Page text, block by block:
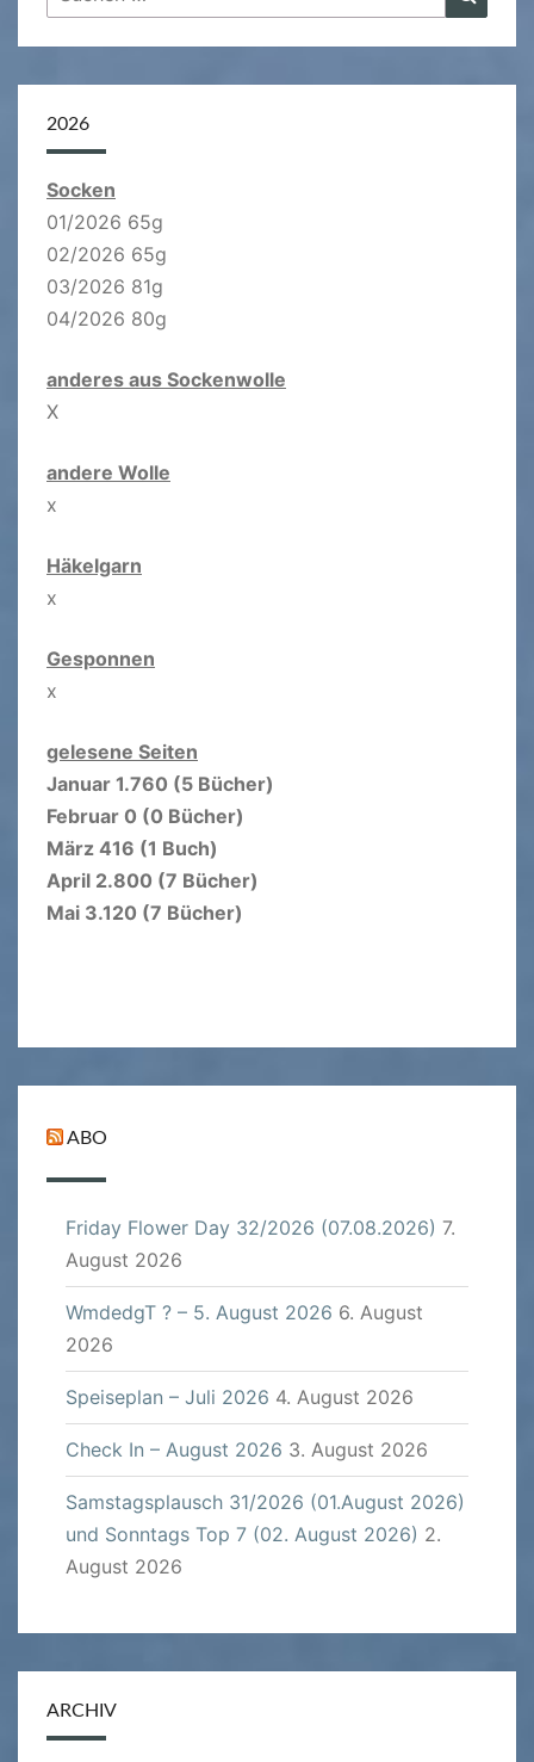
nach:
2026
Socken
01/2026 65g
02/2026 65g
03/2026 81g
04/2026 80g
anderes aus Sockenwolle
X
andere Wolle
x
Häkelgarn
x
Gesponnen
x
gelesene Seiten
Januar 1.760 (5 Bücher)
Februar 0 (0 Bücher)
März 416 (1 Buch)
April 2.800 (7 Bücher)
Mai 3.120 (7 Bücher)
ABO
Friday Flower Day 32/2026 (07.08.2026) 7.
August 2026
WmdedgT ? – 5. August 2026 6. August
2026
Speiseplan – Juli 2026 4. August 2026
Check In – August 2026 3. August 2026
Samstagsplausch 31/2026 (01.August 2026)
und Sonntags Top 7 (02. August 2026) 2.
August 2026
ARCHIV